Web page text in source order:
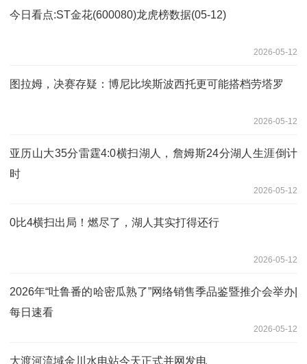
今日看点:ST金花(600080)龙虎榜数据(05-12)
2026-05-12
图拉姆，决赛存疑：博尼比埃斯波西托更可能搭档劳塔罗
2026-05-12
亚历山大35分雷霆4:0横扫湖人，詹姆斯24分湖人生涯倒计
时
2026-05-12
0比4横扫出局！燃尽了，湖人其实打得还行
2026-05-12
2026年“吐鲁番的哈密瓜熟了”网络销售季品鉴暨推介会举办|
每日速看
2026-05-12
大渡河流域金川水电站今天正式并网发电